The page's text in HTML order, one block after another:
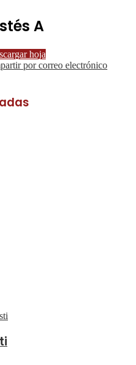
A
hoja
por correo electrónico